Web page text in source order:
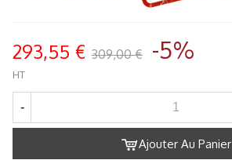
293,55 € 309,00 € -5%
HT
-
Ajouter Au Panier